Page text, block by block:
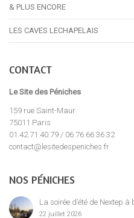
& PLUS ENCORE
LES CAVES LECHAPELAIS
CONTACT
Le Site des Péniches
159 rue Saint-Maur
75011 Paris
01.42.71.40.79 / 06 76 66 36 32
contact@lesitedespeniches.fr
NOS PÉNICHES
La soirée d’été de Nextep à
22 juillet 2026